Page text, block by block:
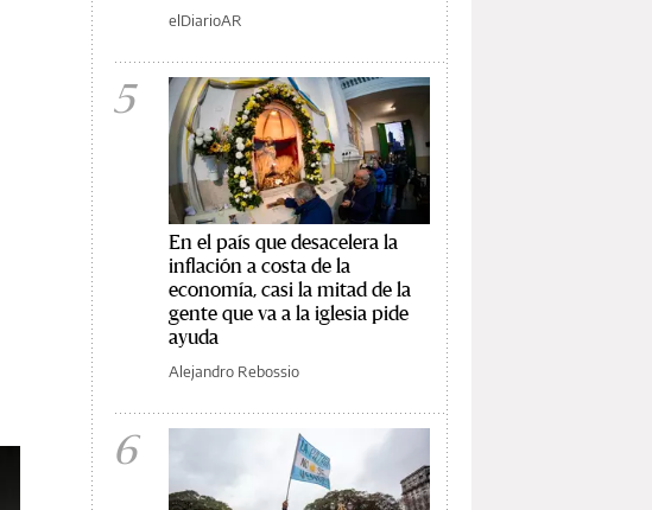
elDiarioAR
5
En el país que desacelera la
inflación a costa de la
economía, casi la mitad de la
gente que va a la iglesia pide
ayuda
Alejandro Rebossio
6